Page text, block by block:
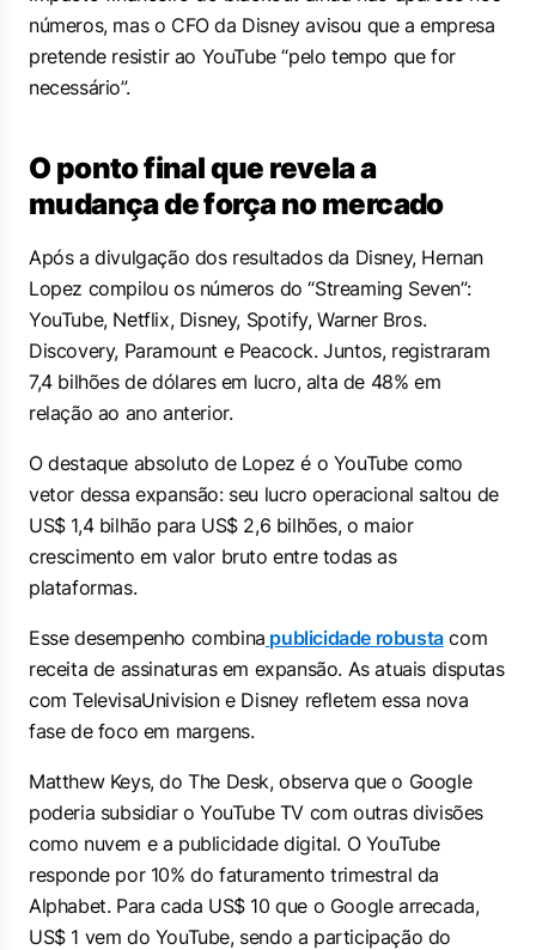
números, mas o CFO da Disney avisou que a empresa
pretende resistir ao YouTube “pelo tempo que for
necessário”.
O ponto final que revela a
mudança de força no mercado
Após a divulgação dos resultados da Disney, Hernan
Lopez compilou os números do “Streaming Seven”:
YouTube, Netflix, Disney, Spotify, Warner Bros.
Discovery, Paramount e Peacock. Juntos, registraram
7,4 bilhões de dólares em lucro, alta de 48% em
relação ao ano anterior.
O destaque absoluto de Lopez é o YouTube como
vetor dessa expansão: seu lucro operacional saltou de
US$ 1,4 bilhão para US$ 2,6 bilhões, o maior
crescimento em valor bruto entre todas as
plataformas.
Esse desempenho combina publicidade robustacom
receita de assinaturas em expansão. As atuais disputas
com TelevisaUnivision e Disney refletem essa nova
fase de foco em margens.
Matthew Keys, do The Desk, observa que o Google
poderia subsidiar o YouTube TV com outras divisões
como nuvem e a publicidade digital. O YouTube
responde por 10% do faturamento trimestral da
Alphabet. Para cada US$ 10 que o Google arrecada,
US$ 1 vem do YouTube, sendo a participação do